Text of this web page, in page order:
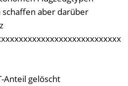
schaffen aber darüber
Anteil gelöscht